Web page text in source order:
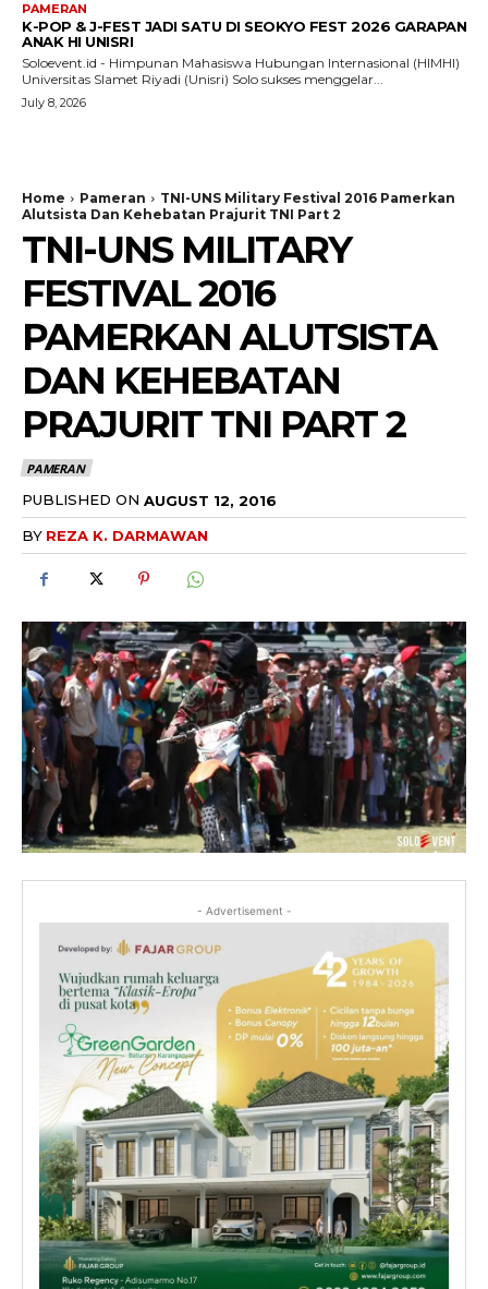
PAMERAN
K-POP & J-FEST JADI SATU DI SEOKYO FEST 2026 GARAPAN
ANAK HI UNISRI
Soloevent.id - Himpunan Mahasiswa Hubungan Internasional (HIMHI)
Universitas Slamet Riyadi (Unisri) Solo sukses menggelar...
July 8, 2026